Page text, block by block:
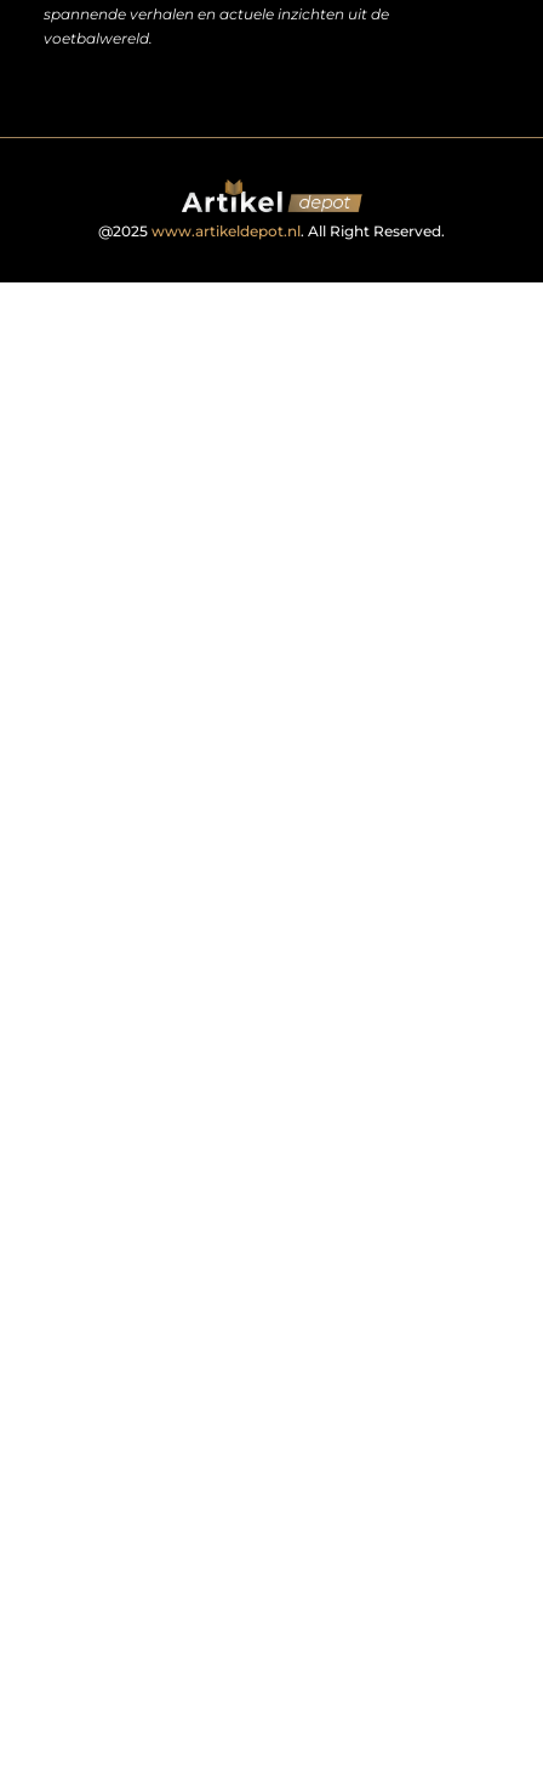
spannende verhalen en actuele inzichten uit de
voetbalwereld.
@2025 www.artikeldepot.nl. All Right Reserved.